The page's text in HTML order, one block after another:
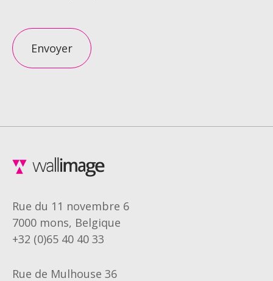
Envoyer
Rue du 11 novembre 6
7000 mons, Belgique
+32 (0)65 40 40 33
Rue de Mulhouse 36